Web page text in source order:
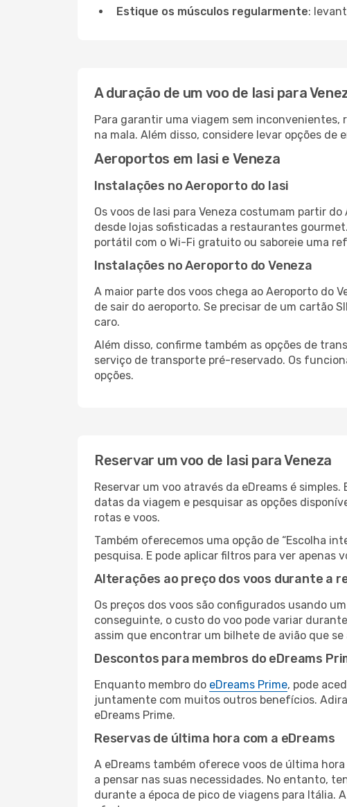
Estique os músculos regularmente:
A duração de um voo de Iasi para
Para garantir uma viagem sem
na mala. Além disso, considere levar opções
Aeroportos em Iasi e Veneza
Instalações no Aeroporto do Iasi
Os voos de Iasi para Veneza costumam partir
desde lojas sofisticadas a restaurantes
portátil com o Wi-Fi gratuito ou saboreie uma
Instalações no Aeroporto do Veneza
A maior parte dos voos chega ao Aeroporto do
de sair do aeroporto. Se precisar de um cartão
caro.
Além disso, confirme também as opções de
serviço de transporte pré-reservado. Os
opções.
Reservar um voo de Iasi para Veneza
Reservar um voo através da eDreams é
datas da viagem e pesquisar as opções
rotas e voos.
Também oferecemos uma opção de “Escolha
pesquisa. E pode aplicar filtros para ver apenas
Alterações ao preço dos voos durante a
Os preços dos voos são configurados usando
conseguinte, o custo do voo pode variar
assim que encontrar um bilhete de avião que
Descontos para membros do eDreams
Enquanto membro do eDreams Prime, pode
juntamente com muitos outros benefícios.
eDreams Prime.
Reservas de última hora com a eDreams
A eDreams também oferece voos de última
a pensar nas suas necessidades. No entanto,
durante a época de pico de viagens para Itália.